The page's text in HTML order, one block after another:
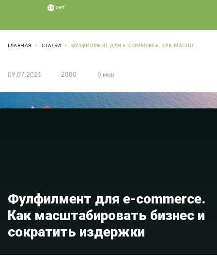
ГЛАВНАЯ СТАТЬИ ФУЛФИЛМЕНТ ДЛЯ E-COMMERCE. КАК МАСШТАБИРОВАТЬ БИЗНЕС И СОКРАТИТЬ ИЗДЕРЖКИ
09.07.2021 2880 8 мин
Фулфилмент для e-commerce.
Как масштабировать бизнес и
сократить издержки